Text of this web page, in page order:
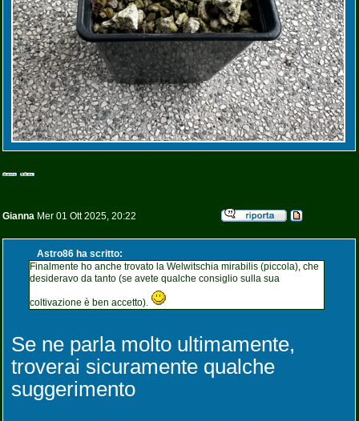
Gianna Mer 01 Ott 2025, 20:22
Astro86 ha scritto:
Finalmente ho anche trovato la Welwitschia mirabilis (piccola), che
desideravo da tanto (se avete qualche consiglio sulla sua
coltivazione è ben accetto).
Se ne parla molto ultimamente,
troverai sicuramente qualche
suggerimento